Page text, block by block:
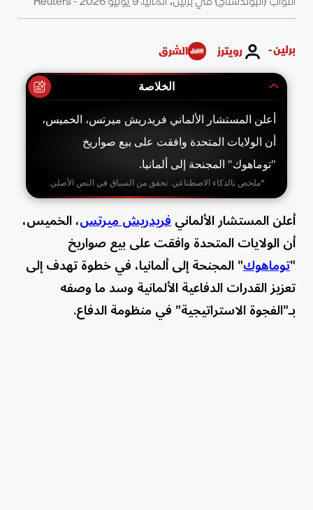
برلين - رويترز الشرق
الخلاصة
أعلن المستشار الألماني فريدريش ميرتس، الخميس،
أن الولايات المتحدة وافقت على بيع صواريخ
"توماهوك" المجنحة إلى ألمانيا.
*ملخص بالذكاء الاصطناعي. تحقق من السياق في النص الأصلي.
أعلن المستشار الألمانيفريدريش ميرتس، الخميس،
أن الولايات المتحدة وافقت على بيع صواريخ
"توماهوك" المجنحة إلى ألمانيا، في خطوة تهدف إلى
تعزيز القدرات الدفاعية الألمانية وسد ما وصفه
بـ"الفجوة الاستراتيجية" في منظومة الدفاع.